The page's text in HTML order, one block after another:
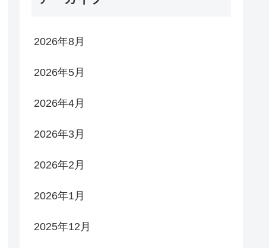
2026年8月
2026年5月
2026年4月
2026年3月
2026年2月
2026年1月
2025年12月